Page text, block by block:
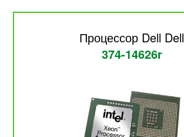
Процессор Dell Dell
374-14626r